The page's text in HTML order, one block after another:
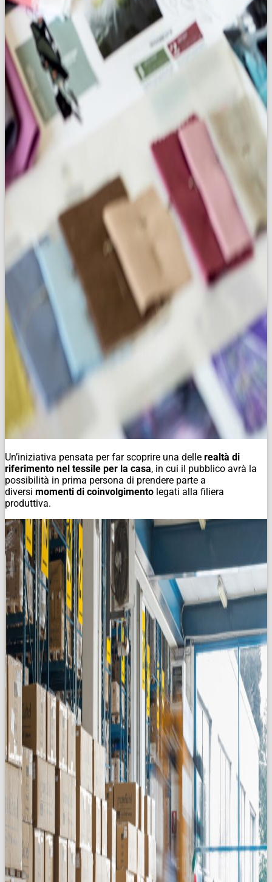
Un’iniziativa pensata per far scoprire una delle realtà di
riferimento nel tessile per la casa, in cui il pubblico avrà la
possibilità in prima persona di prendere parte a
diversi momenti di coinvolgimento legati alla filiera
produttiva.